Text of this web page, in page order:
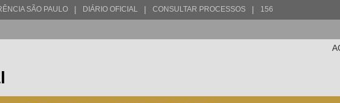
SÃO PAULO | DIÁRIO OFICIAL | CONSULTAR PROCESSOS | 156